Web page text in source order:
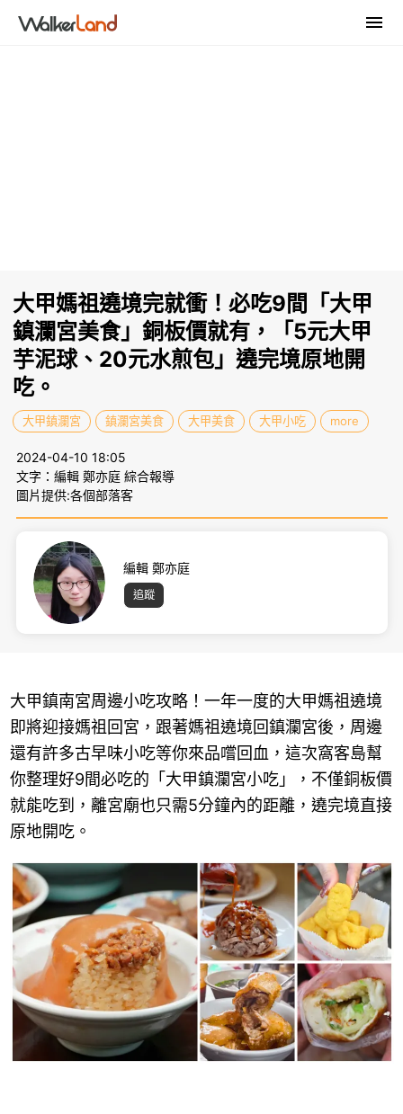
大甲媽祖遶境完就衝！必吃9間「大甲
鎮瀾宮美食」銅板價就有，「5元大甲
芋泥球、20元水煎包」遶完境原地開
吃。
大甲鎮瀾宮 鎮瀾宮美食 大甲美食 大甲小吃 more
2024-04-10 18:05
文字：編輯 鄭亦庭 綜合報導
圖片提供:各個部落客
編輯 鄭亦庭
追蹤
大甲鎮南宮周邊小吃攻略！一年一度的大甲媽祖遶境
即將迎接媽祖回宮，跟著媽祖遶境回鎮瀾宮後，周邊
還有許多古早味小吃等你來品嚐回血，這次窩客島幫
你整理好9間必吃的「大甲鎮瀾宮小吃」，不僅銅板價
就能吃到，離宮廟也只需5分鐘內的距離，遶完境直接
原地開吃。